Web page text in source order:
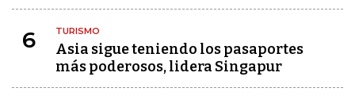
6 TURISMO
Asia sigue teniendo los pasaportes
más poderosos, lidera Singapur